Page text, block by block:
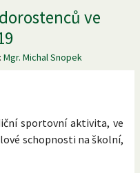
ve
Mgr. Michal Snopek
sportovní aktivita, ve
schopnosti na školní,